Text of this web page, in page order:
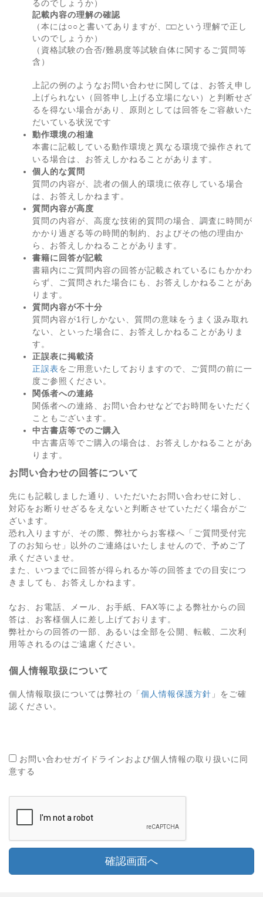
るのでしょうか）
記載内容の理解の確認
（本には○○と書いてありますが、□□という理解で正し
いのでしょうか）
（資格試験の合否/難易度等試験自体に関するご質問等
含）
上記の例のようなお問い合わせに関しては、お答え申し
上げられない（回答申し上げる立場にない）と判断せざ
るを得ない場合があり、原則としては回答をご容赦いた
だいている状況です
動作環境の相違
本書に記載している動作環境と異なる環境で操作されて
いる場合は、お答えしかねることがあります。
個人的な質問
質問の内容が、読者の個人的環境に依存している場合
は、お答えしかねます。
質問内容が高度
質問の内容が、高度な技術的質問の場合、調査に時間が
かかり過ぎる等の時間的制約、およびその他の理由か
ら、お答えしかねることがあります。
書籍に回答が記載
書籍内にご質問内容の回答が記載されているにもかかわ
らず、ご質問された場合にも、お答えしかねることがあ
ります。
質問内容が不十分
質問内容が1行しかない、質問の意味をうまく汲み取れ
ない、といった場合に、お答えしかねることがありま
す。
正誤表に掲載済
正誤表をご用意いたしておりますので、ご質問の前に一
度ご参照ください。
関係者への連絡
関係者への連絡、お問い合わせなどでお時間をいただく
こともございます。
中古書店等でのご購入
中古書店等でご購入の場合は、お答えしかねることがあ
ります。
お問い合わせの回答について
先にも記載しました通り、いただいたお問い合わせに対し、
対応をお断りせざるをえないと判断させていただく場合がご
ざいます。
恐れ入りますが、その際、弊社からお客様へ「ご質問受付完
了のお知らせ」以外のご連絡はいたしませんので、予めご了
承くださいませ。
また、いつまでに回答が得られるか等の回答までの目安につ
きましても、お答えしかねます。
なお、お電話、メール、お手紙、FAX等による弊社からの回
答は、お客様個人に差し上げております。
弊社からの回答の一部、あるいは全部を公開、転載、二次利
用等されるのはご遠慮ください。
個人情報取扱について
個人情報取扱については弊社の「個人情報保護方針 」をご確
認ください。
お問い合わせガイドラインおよび個人情報の取り扱いに同
意する
確認画面へ